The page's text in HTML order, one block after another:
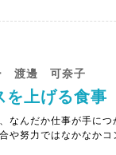
渡邊 可奈子
上げる食事
なんだか仕事が手に
や努力ではなかなか